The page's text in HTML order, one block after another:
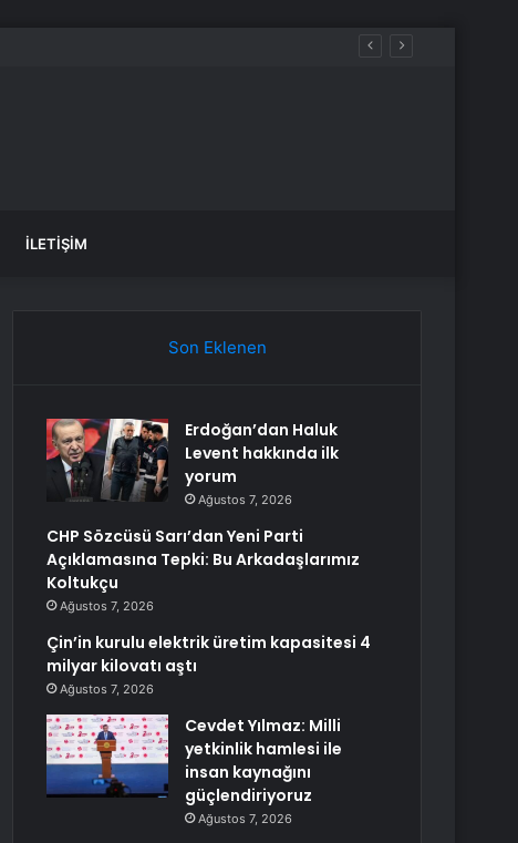
İLETIŞIM
Son Eklenen
Erdoğan’dan Haluk
Levent hakkında ilk
yorum
Ağustos 7, 2026
CHP Sözcüsü Sarı’dan Yeni Parti
Açıklamasına Tepki: Bu Arkadaşlarımız
Koltukçu
Ağustos 7, 2026
Çin’in kurulu elektrik üretim kapasitesi 4
milyar kilovatı aştı
Ağustos 7, 2026
Cevdet Yılmaz: Milli
yetkinlik hamlesi ile
insan kaynağını
güçlendiriyoruz
Ağustos 7, 2026